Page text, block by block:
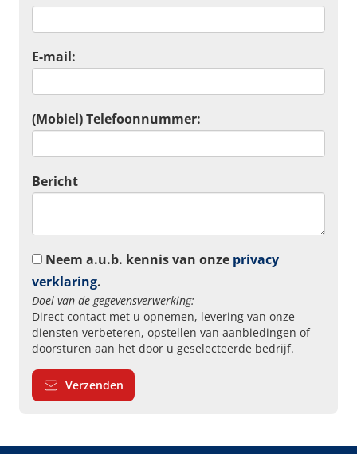
E-mail:
(Mobiel) Telefoonnummer:
Bericht
Neem a.u.b. kennis van onze privacy
verklaring.
Doel van de gegevensverwerking:
Direct contact met u opnemen, levering van onze
diensten verbeteren, opstellen van aanbiedingen of
doorsturen aan het door u geselecteerde bedrijf.
Verzenden